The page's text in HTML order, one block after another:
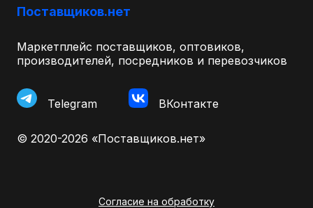
Поставщиков.нет
Маркетплейс поставщиков, оптовиков,
производителей, посредников и перевозчиков
Telegram ВКонтакте
© 2020-2026 «Поставщиков.нет»
Согласие на обработку